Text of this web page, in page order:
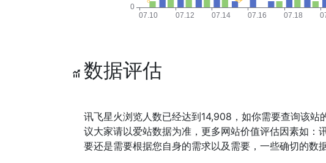
数据评估
讯飞星火浏览人数已经达到14,908，如你需要查询该站
议大家请以爱站数据为准，更多网站价值评估因素如
要还是需要根据您自身的需求以及需要，一些确切的数